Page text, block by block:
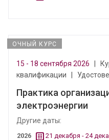
ОЧНЫЙ КУРС
15 - 18 сентября 2026
квалификации
Практика
электроэнергии
Другие даты:
2026 21 декабря - 24